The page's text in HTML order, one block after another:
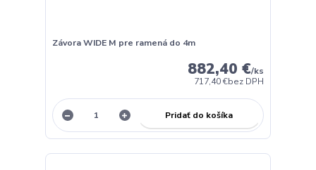
Závora WIDE M pre ramená do 4m
882,40 €/ks
717,40 €bez DPH
Pridať do košíka